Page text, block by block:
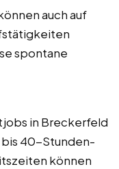
auch auf
spontane
in Breckerfeld
bis 40-Stunden-
können